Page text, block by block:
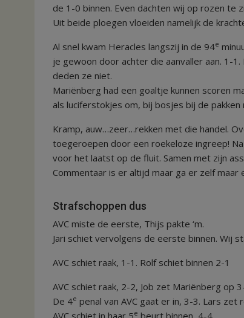
de 1-0 binnen. Even dachten wij op rozen te
Uit beide ploegen vloeiden namelijk de
Al snel kwam Heracles langszij in de 94e
je gewoon door achter die aanvaller aan. 1-
deden ze niet.
Mariënberg had een goaltje kunnen scoren
als luciferstokjes om, bij bosjes bij de pakken
Kramp, auw…zeer…rekken met die handel.
toegeroepen door een roekeloze ingreep!
voor het laatst op de fluit. Samen met zijn
Commentaar is er altijd maar ga er zelf
Strafschoppen dus
AVC miste de eerste, Thijs pakte ‘m.
Jari schiet vervolgens de eerste binnen. Wij
AVC schiet raak, 1-1. Rolf schiet binnen 2-1
AVC schiet raak, 2-2, Job zet Mariënberg op
De 4e penal van AVC gaat er in, 3-3. Lars
AVC schiet in haar 5e beurt binnen, 4-4.